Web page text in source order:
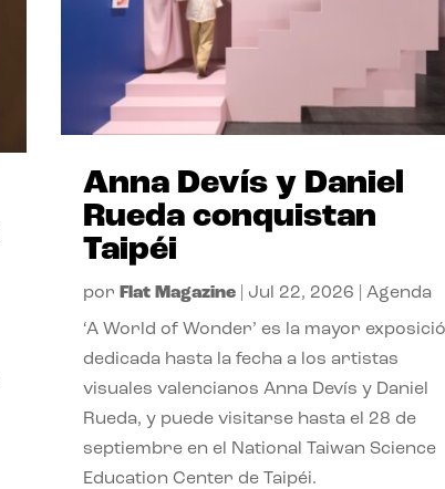
Anna Devís y Daniel
Rueda conquistan
Taipéi
por Flat Magazine| Jul 22, 2026 Agenda
‘A World of Wonder’ es la mayor
dedicada hasta la fecha a los artistas
visuales valencianos Anna Devís y Daniel
Rueda, y puede visitarse hasta el 28 de
septiembre en el National Taiwan Science
Education Center de Taipéi.